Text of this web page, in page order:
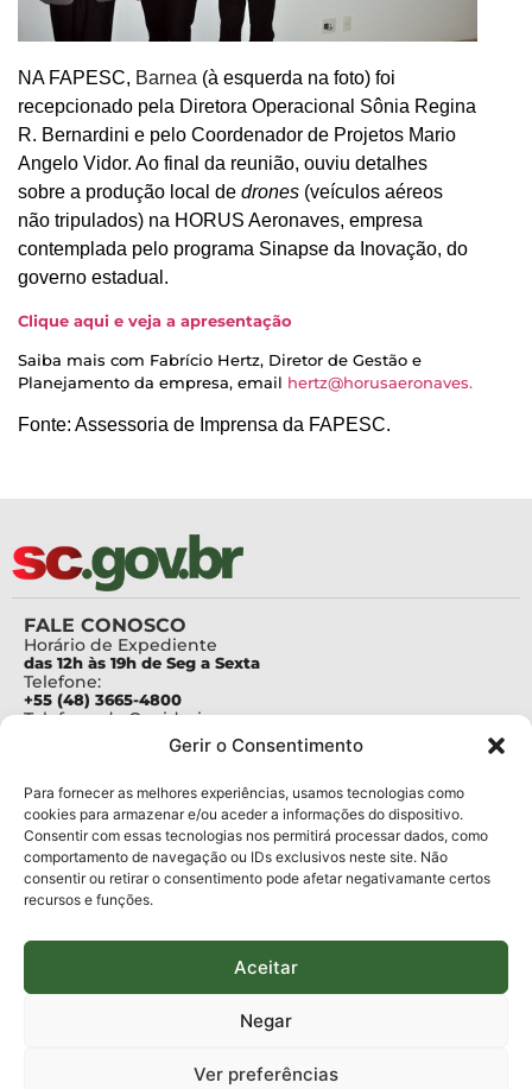
Gerir o Consentimento
Para fornecer as melhores experiências, usamos tecnologias como
cookies para armazenar e/ou aceder a informações do dispositivo.
Consentir com essas tecnologias nos permitirá processar dados, como
comportamento de navegação ou IDs exclusivos neste site. Não
consentir ou retirar o consentimento pode afetar negativamante certos
recursos e funções.
Aceitar
Negar
Ver preferências
NA FAPESC, Barnea (à esquerda na foto) foi
recepcionado pela Diretora Operacional Sônia Regina
R. Bernardini e pelo Coordenador de Projetos Mario
Angelo Vidor. Ao final da reunião, ouviu detalhes
sobre a produção local de drones (veículos aéreos
não tripulados) na HORUS Aeronaves, empresa
contemplada pelo programa Sinapse da Inovação, do
governo estadual.
Clique aqui e veja a apresentação
Saiba mais com Fabrício Hertz, Diretor de Gestão e
Planejamento da empresa, email hertz@horusaeronaves.
Fonte: Assessoria de Imprensa da FAPESC.
FALE CONOSCO
Horário de Expediente
das 12h às 19h de Seg a Sexta
Telefone:
+55 (48) 3665-4800
Telefone da Ouvidoria
Para assuntos relacionados à Pesquisa
pesquisa@fapesc.sc.gov.br
Para assuntos relacionados à Inovação
inovacao@fapesc.sc.gov.br
Para assuntos relacionados à Bolsas
bolsas@fapesc.sc.gov.br
Para assuntos relacionados à Prestação de Contas
Para assuntos relacionados à Plataforma
plataforma@fapesc.sc.gov.br
Jair Artur da Silva dpo@fapesc.sc.gov.br 3665-4831
km 01, Módulo 12A, Edifício Fapesc / Celta, 5° andar